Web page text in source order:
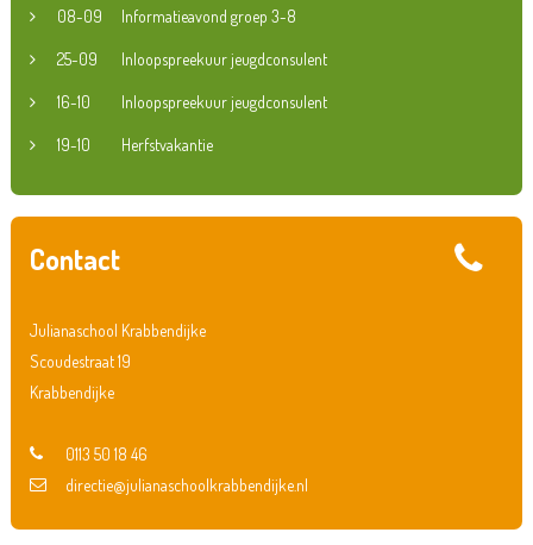
08-09 Informatieavond groep 3-8
25-09 Inloopspreekuur jeugdconsulent
16-10 Inloopspreekuur jeugdconsulent
19-10 Herfstvakantie
Contact
Julianaschool Krabbendijke
Scoudestraat 19
Krabbendijke
0113 50 18 46
directie@julianaschoolkrabbendijke.nl